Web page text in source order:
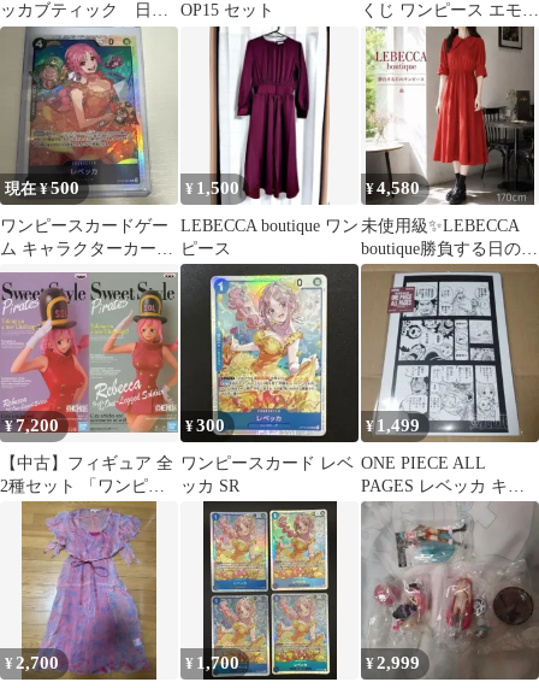
ッカブティック 日曜
朝のボウタイドレス
OP15 セット
くじ ワンピース エモー
ショナルストーリーズ2
D賞 レベッカ&兵隊さ
ん Revible Moment
現在 ¥500
ワンピースカードゲー
ム キャラクターカード
3枚セット
¥ 1,500
LEBECCA boutique ワン
ピース
¥4,580
未使用級✨LEBECCA
boutique勝負する日のワ
ンピース ビッグカラー
¥7,200
【中古】フィギュア 全
2種セット 「ワンピー
ス」 Sweet Style Pirates
-REBECCA-
¥300
ワンピースカード レベ
ッカ SR
¥ 1,499
ONE PIECE ALL
PAGES レベッカ キュ
ロス ドレスローザ編
¥ 2,700 ¥ 1,700 ¥2,999